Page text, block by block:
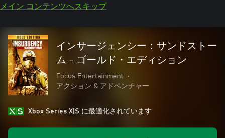
メイン コンテンツへスキップ
インサージェンシー：サンドストー
ム - ゴールド・エディション
Focus Entertainment
•
アクション & アドベンチャー
Xbox Series X|S に最適化されています